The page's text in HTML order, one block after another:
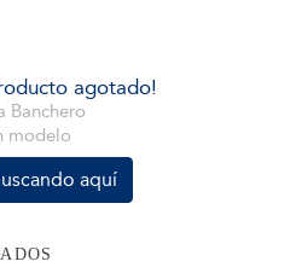
agotado!
Banchero
modelo
aquí